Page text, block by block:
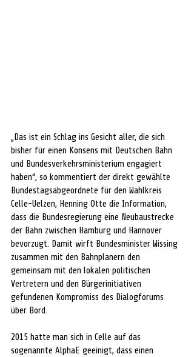
„Das ist ein Schlag ins Gesicht aller, die sich
bisher für einen Konsens mit Deutschen Bahn
und Bundesverkehrsministerium engagiert
haben“, so kommentiert der direkt gewählte
Bundestagsabgeordnete für den Wahlkreis
Celle-Uelzen, Henning Otte die Information,
dass die Bundesregierung eine Neubaustrecke
der Bahn zwischen Hamburg und Hannover
bevorzugt. Damit wirft Bundesminister Wissing
zusammen mit den Bahnplanern den
gemeinsam mit den lokalen politischen
Vertretern und den Bürgerinitiativen
gefundenen Kompromiss des Dialogforums
über Bord.
2015 hatte man sich in Celle auf das
sogenannte AlphaE geeinigt, dass einen